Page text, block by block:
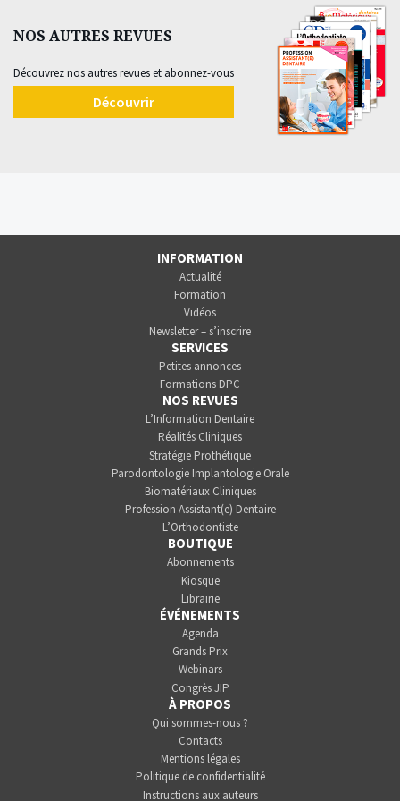
NOS AUTRES REVUES
Découvrez nos autres revues et abonnez-vous
Découvrir
INFORMATION
Actualité
Formation
Vidéos
Newsletter – s’inscrire
SERVICES
Petites annonces
Formations DPC
NOS REVUES
L’Information Dentaire
Réalités Cliniques
Stratégie Prothétique
Parodontologie Implantologie Orale
Biomatériaux Cliniques
Profession Assistant(e) Dentaire
L’Orthodontiste
BOUTIQUE
Abonnements
Kiosque
Librairie
ÉVÉNEMENTS
Agenda
Grands Prix
Webinars
Congrès JIP
À PROPOS
Qui sommes-nous ?
Contacts
Mentions légales
Politique de confidentialité
Instructions aux auteurs